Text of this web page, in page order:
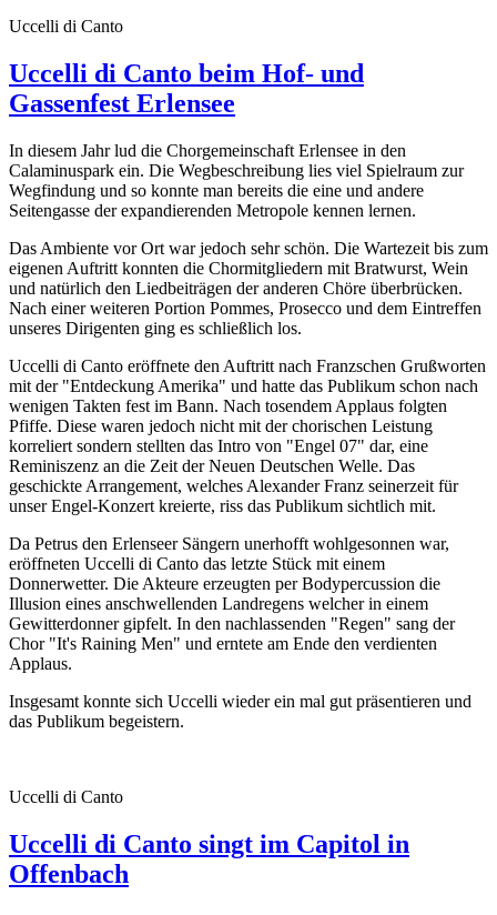
Uccelli di Canto
Uccelli di Canto beim Hof- und
Gassenfest Erlensee
In diesem Jahr lud die Chorgemeinschaft Erlensee in den
Calaminuspark ein. Die Wegbeschreibung lies viel Spielraum zur
Wegfindung und so konnte man bereits die eine und andere
Seitengasse der expandierenden Metropole kennen lernen.
Das Ambiente vor Ort war jedoch sehr schön. Die Wartezeit bis zum
eigenen Auftritt konnten die Chormitgliedern mit Bratwurst, Wein
und natürlich den Liedbeiträgen der anderen Chöre überbrücken.
Nach einer weiteren Portion Pommes, Prosecco und dem Eintreffen
unseres Dirigenten ging es schließlich los.
Uccelli di Canto eröffnete den Auftritt nach Franzschen Grußworten
mit der "Entdeckung Amerika" und hatte das Publikum schon nach
wenigen Takten fest im Bann. Nach tosendem Applaus folgten
Pfiffe. Diese waren jedoch nicht mit der chorischen Leistung
korreliert sondern stellten das Intro von "Engel 07" dar, eine
Reminiszenz an die Zeit der Neuen Deutschen Welle. Das
geschickte Arrangement, welches Alexander Franz seinerzeit für
unser Engel-Konzert kreierte, riss das Publikum sichtlich mit.
Da Petrus den Erlenseer Sängern unerhofft wohlgesonnen war,
eröffneten Uccelli di Canto das letzte Stück mit einem
Donnerwetter. Die Akteure erzeugten per Bodypercussion die
Illusion eines anschwellenden Landregens welcher in einem
Gewitterdonner gipfelt. In den nachlassenden "Regen" sang der
Chor "It's Raining Men" und erntete am Ende den verdienten
Applaus.
Insgesamt konnte sich Uccelli wieder ein mal gut präsentieren und
das Publikum begeistern.
Uccelli di Canto
Uccelli di Canto singt im Capitol in
Offenbach